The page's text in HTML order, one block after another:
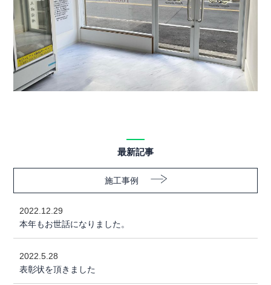
最新記事
施工事例
2022.12.29
本年もお世話になりました。
2022.5.28
表彰状を頂きました